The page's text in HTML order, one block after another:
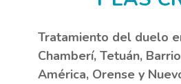
Tratamiento del duelo
Chamberí, Tetuán,
América, Orense y